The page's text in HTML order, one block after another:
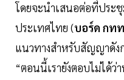
โดยจะนำเสนอต่อที่ประ
ประเทศไทย (บอร์ด กท
แนวทางสำหรับสัญญาดัง
“ตอนนี้เรายังตอบไม่ได้